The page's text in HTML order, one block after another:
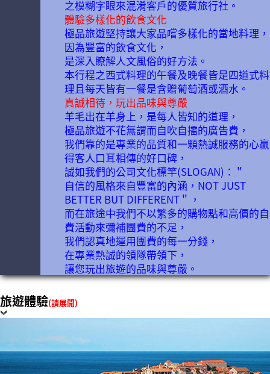
之模糊字眼來混淆客戶的優質旅行社。
體驗多樣化的飲食文化
極品旅遊堅持讓大家品嚐多樣化的當地料理，
因為豐富的飲食文化，
是深入瞭解人文風俗的好方法。
本行程之西式料理的午餐及晚餐皆是四道式料
理且每天皆有一餐是含贈葡萄酒或酒水。
真誠相待，玩出品味與尊嚴
羊毛出在羊身上，是每人皆知的道理，
極品旅遊不花無謂而自吹自擂的廣告費，
我們靠的是專業的品質和一顆熱誠服務的心贏
得客人口耳相傳的好口碑，
誠如我們的公司文化標竿(SLOGAN)：＂
自信的風格來自豐富的內涵，NOT JUST
BETTER BUT DIFFERENT＂，
而在旅途中我們不以繁多的購物點和高價的自
費活動來彌補團費的不足，
我們認真地運用團費的每一分錢，
在專業熱誠的領隊帶領下，
讓您玩出旅遊的品味與尊嚴。
旅遊體驗(請展開)